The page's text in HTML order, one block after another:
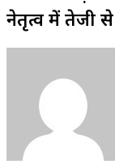
नेतृत्व में तेजी से